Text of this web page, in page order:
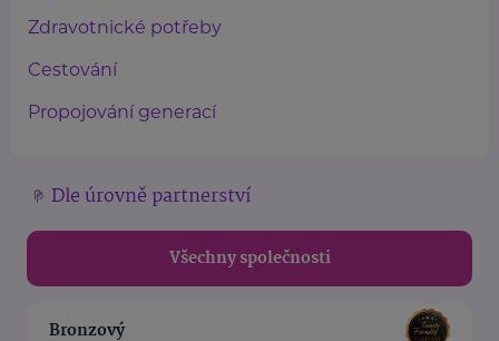
Zdravotnické potřeby
Cestování
Propojování generací
Dle úrovně partnerství
Všechny společnosti
Bronzový